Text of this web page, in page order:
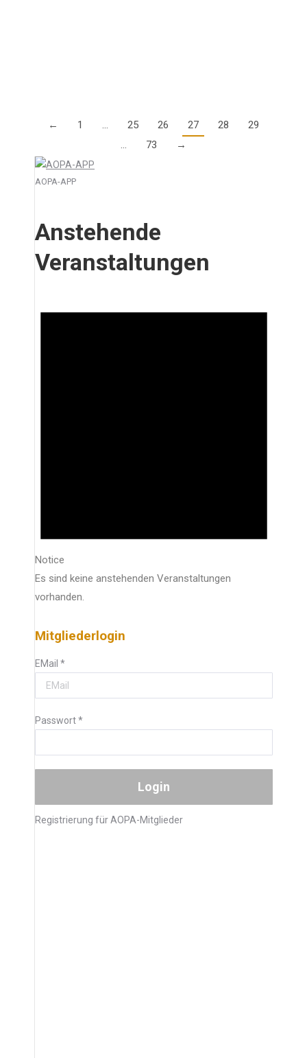
← 1 … 25 26 27 28
29
…
73 →
AOPA-APP
Anstehende
Veranstaltungen
Notice
Es sind keine anstehenden Veranstaltungen
vorhanden.
Mitgliederlogin
EMail *
Passwort*
Registrierung für AOPA-Mitglieder